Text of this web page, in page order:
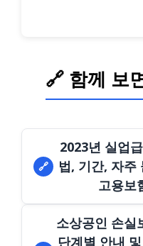
🔗 함께 보
🔗
2023년 실업
법, 기간, 자
고용보
소상공인 손실
단계별 안내